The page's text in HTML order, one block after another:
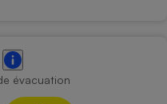
évacuation